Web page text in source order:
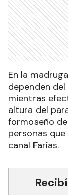
En la
dependen del
mientras
altura del
formoseño
personas
canal Farías.